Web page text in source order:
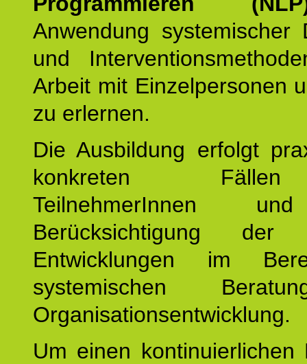
Anwendung systemischer
und
Arbeit mit Einzelpersonen
zu erlernen.
Die Ausbildung erfolgt
konkreten
TeilnehmerInnen
Berücksichtigung der
Entwicklungen im
systemischen
Organisationsentwicklung.
Um einen kontinuierlichen